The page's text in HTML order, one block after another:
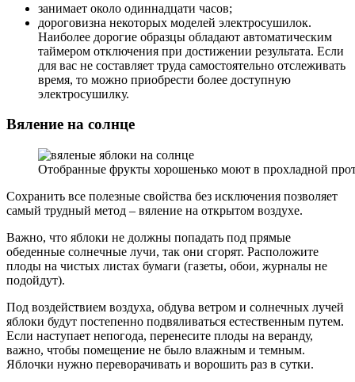
занимает около одиннадцати часов;
дороговизна некоторых моделей электросушилок.
Наиболее дорогие образцы обладают автоматическим
таймером отключения при достижении результата. Если
для вас не составляет труда самостоятельно отслеживать
время, то можно приобрести более доступную
электросушилку.
Вяление на солнце
Отобранные фрукты хорошенько моют в прохладной
Сохранить все полезные свойства без исключения позволяет
самый трудный метод – вяление на открытом воздухе.
Важно, что яблоки не должны попадать под прямые
обеденные солнечные лучи, так они сгорят. Расположите
плоды на чистых листах бумаги (газеты, обои, журналы не
подойдут).
Под воздействием воздуха, обдува ветром и солнечных лучей
яблоки будут постепенно подвяливаться естественным путем.
Если наступает непогода, перенесите плоды на веранду,
важно, чтобы помещение не было влажным и темным.
Яблочки нужно переворачивать и ворошить раз в сутки.